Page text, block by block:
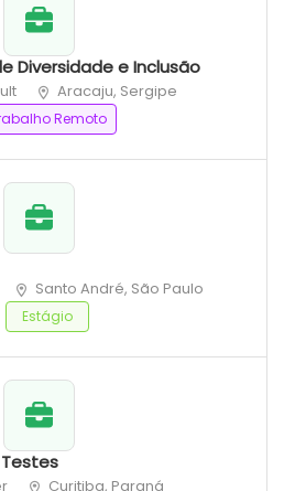
Diversidade e Inclusão
Aracaju, Sergipe
Remoto
Santo André, São Paulo
Estágio
Curitiba, Paraná